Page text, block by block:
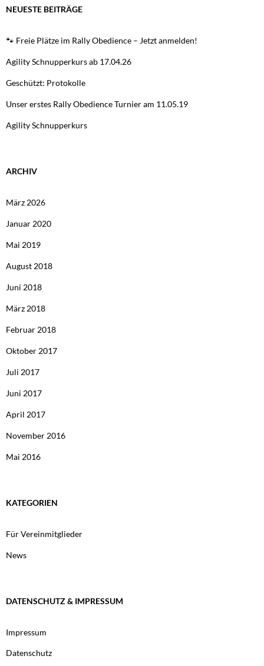
NEUESTE BEITRÄGE
🐾 Freie Plätze im Rally Obedience – Jetzt anmelden!
Agility Schnupperkurs ab 17.04.26
Geschützt: Protokolle
Unser erstes Rally Obedience Turnier am 11.05.19
Agility Schnupperkurs
ARCHIV
März 2026
Januar 2020
Mai 2019
August 2018
Juni 2018
März 2018
Februar 2018
Oktober 2017
Juli 2017
Juni 2017
April 2017
November 2016
Mai 2016
KATEGORIEN
Für Vereinmitglieder
News
DATENSCHUTZ & IMPRESSUM
Impressum
Datenschutz